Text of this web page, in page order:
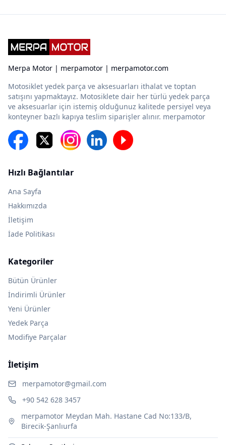
Merpa Motor | merpamotor | merpamotor.com
Motosiklet yedek parça ve aksesuarları ithalat ve toptan
satışını yapmaktayız. Motosiklete dair her türlü yedek parça
ve aksesuarlar için istemiş olduğunuz kalitede persiyel veya
konteyner bazlı kapıya teslim siparişler alınır. merpamotor
Hızlı Bağlantılar
Ana Sayfa
Hakkımızda
İletişim
İade Politikası
Kategoriler
Bütün Ürünler
İndirimli Ürünler
Yeni Ürünler
Yedek Parça
Modifiye Parçalar
İletişim
merpamotor@gmail.com
+90 542 628 3457
merpamotor Meydan Mah. Hastane Cad No:133/B,
Birecik-Şanlıurfa